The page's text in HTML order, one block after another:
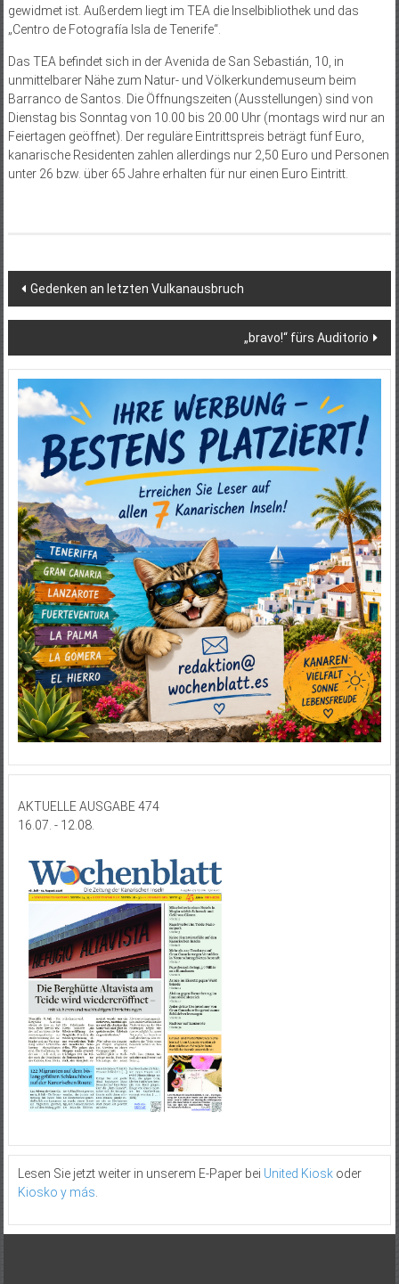
gewidmet ist. Außerdem liegt im TEA die Inselbibliothek und das
„Centro de Fotografía Isla de Tenerife“.
Das TEA befindet sich in der Avenida de San Sebastián, 10, in
unmittelbarer Nähe zum Natur- und Völkerkundemuseum beim
Barranco de Santos. Die Öffnungszeiten (Ausstellungen) sind von
Diens­tag bis Sonntag von 10.00 bis 20.00 Uhr (montags wird nur an
Feiertagen geöffnet). Der reguläre Eintrittspreis beträgt fünf Euro,
kanarische Residenten zahlen allerdings nur 2,50 Euro und Personen
unter 26 bzw. über 65 Jahre erhalten für nur einen Euro Eintritt.
Beitragsnavigation
Gedenken an letzten Vulkanausbruch
„bravo!“ fürs Auditorio
AKTUELLE AUSGABE 474
16.07. - 12.08.
Lesen Sie jetzt weiter in unserem E-Paper bei United Kioskoder
Kiosko y más